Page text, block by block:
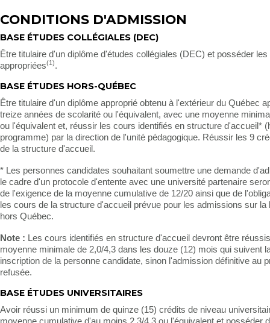
CONDITIONS D'ADMISSION
BASE ÉTUDES COLLÉGIALES (DEC)
Être titulaire d'un diplôme d'études collégiales (DEC) et posséder
appropriées(1).
BASE ÉTUDES HORS-QUÉBEC
Être titulaire d'un diplôme approprié obtenu à l'extérieur du Québec
treize années de scolarité ou l'équivalent, avec une moyenne
ou l'équivalent et, réussir les cours identifiés en structure d'accueil*
programme) par la direction de l'unité pédagogique. Réussir les 9
de la structure d'accueil.
* Les personnes candidates souhaitant soumettre une demande
le cadre d'un protocole d'entente avec une université partenaire
de l'exigence de la moyenne cumulative de 12/20 ainsi que de
les cours de la structure d'accueil prévue pour les admissions sur la
hors Québec.
Note : Les cours identifiés en structure d'accueil devront être
moyenne minimale de 2,0/4,3 dans les douze (12) mois qui suivent
inscription de la personne candidate, sinon l'admission définitive au
refusée.
BASE ÉTUDES UNIVERSITAIRES
Avoir réussi un minimum de quinze (15) crédits de niveau